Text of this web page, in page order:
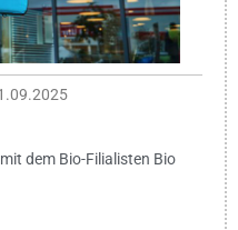
dem Bio-Filialisten Bio